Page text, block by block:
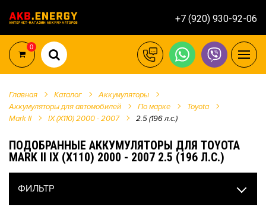
+7 (920) 930-92-06
0
Главная Каталог
Аккумуляторы
Аккумуляторы для автомобилей
По марке
Toyota
Mark II
IX (X110) 2000 - 2007 2.5 (196 л.с.)
ПОДОБРАННЫЕ АККУМУЛЯТОРЫ ДЛЯ TOYOTA
MARK II IX (X110) 2000 - 2007 2.5 (196 Л.С.)
ФИЛЬТР